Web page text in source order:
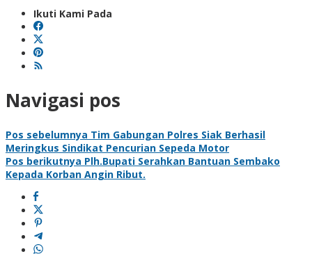
Ikuti Kami Pada
Navigasi pos
Pos sebelumnya Tim Gabungan Polres Siak Berhasil
Meringkus Sindikat Pencurian Sepeda Motor
Pos berikutnya Plh.Bupati Serahkan Bantuan Sembako
Kepada Korban Angin Ribut.